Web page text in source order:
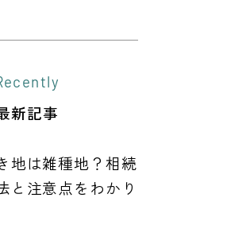
新記事
地は雑種地？相続
と注意点をわかり